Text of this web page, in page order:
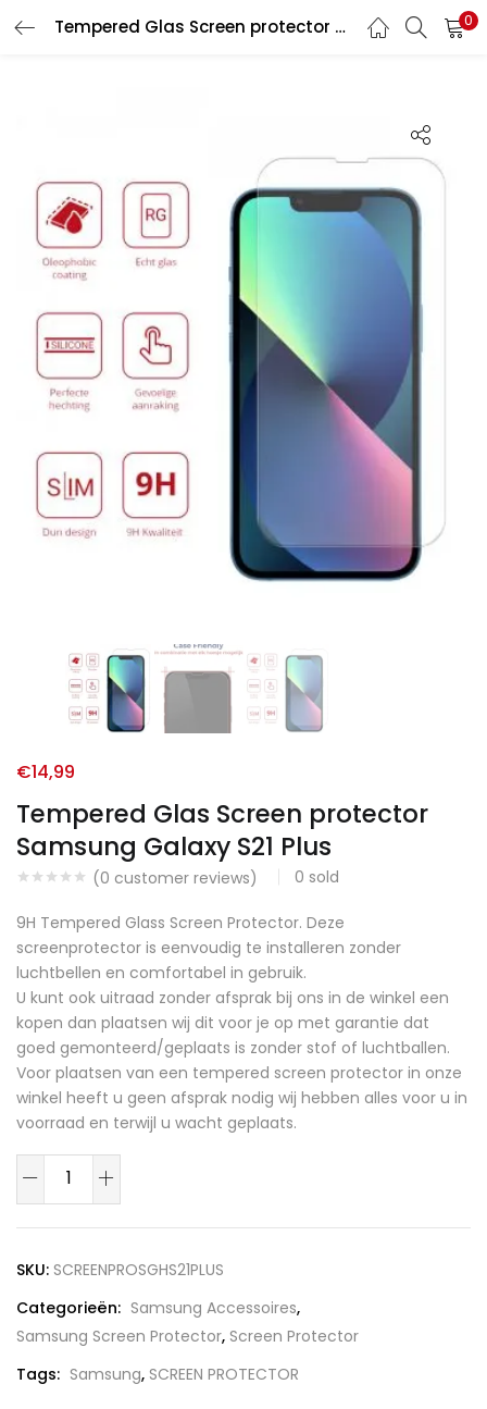
Tempered Glas Screen protector Samsung Galaxy S21 Plus 0
LOGIN REGISTER
Remember me
Lost password?
Tempered Glas Screen protector
Samsung Galaxy S21 Plus
(0 customer reviews) 0 sold
€14,99
9H Tempered Glass Screen Protector. Deze
screenprotector is eenvoudig te installeren zonder
luchtbellen en comfortabel in gebruik.
U kunt ook uitraad zonder afsprak bij ons in de winkel een
kopen dan plaatsen wij dit voor je op met garantie dat
goed gemonteerd/geplaats is zonder stof of luchtballen.
Voor plaatsen van een tempered screen protector in onze
winkel heeft u geen afsprak nodig wij hebben alles voor u in
voorraad en terwijl u wacht geplaats.
Tempered
Screen
Samsung
Galaxy
S21
Plus
SKU: SCREENPROSGHS21PLUS
Categorieën: Samsung Accessoires,
Samsung Screen Protector, Screen Protector
Tags: Samsung, SCREEN PROTECTOR